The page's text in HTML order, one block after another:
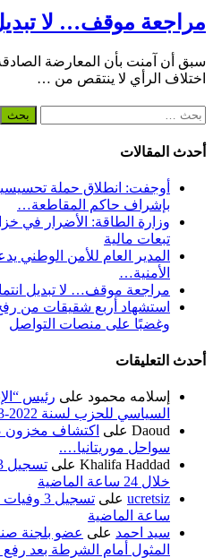
مراجعة موقف… لا
سبق أن آمنت بأن المعارضة
اختلاف الرأي لا ينتقص من …
البحث
أحدث المقالات
أوجفت: انطلاق حملة
بإشراف حاكم المقاطعة…
وزارة الطاقة: الأضرار في
تبعات مالية
المدير العام للأمن الوطني
الأمنية…
مراجعة موقف… لا تبديل
استشهاد أربع شقيقات من رفح
وغضبًا على منصات التواصل
أحدث التعليقات
إسلامه محمود على رئيس
السياسي للحزب لسنة 2022-2023
Daoud على اكتشاف مخزون
سواحل موريتانيا….
Khalifa Haddad على
خلال 24 ساعة الماضية
ucretsiz على
ساعة الماضية
سيد احمد على عضو بلجنة
المثول أمام الشرطة بعد